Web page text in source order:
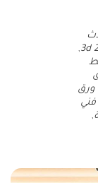
,
ورق
فني
,